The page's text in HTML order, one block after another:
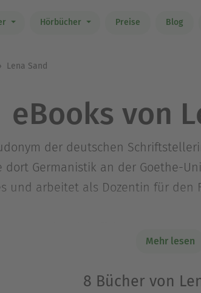
Hörbücher Preise Blog
Lena Sand
eBooks von
der deutschen
Germanistik an der Goethe-
und arbeitet als Dozentin für den
Mehr lesen
8 Bücher von